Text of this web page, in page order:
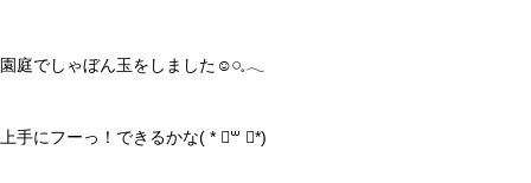
園庭でしゃぼん玉をしました☺️𓏸𓈒𓂃
上手にフーっ！できるかな( * ॑꒳ ॑*)